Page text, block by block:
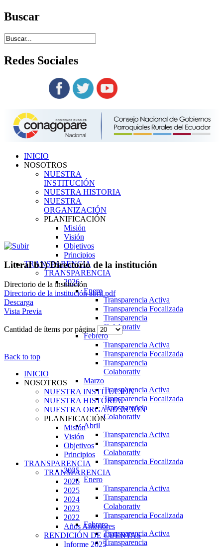
Buscar
Redes Sociales
INICIO
NOSOTROS
NUESTRA
INSTITUCIÓN
NUESTRA HISTORIA
NUESTRA
ORGANIZACIÓN
PLANIFICACIÓN
Misión
Visión
Objetivos
Principios
TRANSPARENCIA
TRANSPARENCIA
2026
Enero
Transparencia Activa
Transparencia Focalizada
Transparencia
Colaborativ
Febrero
Transparencia Activa
Transparencia Focalizada
Transparencia
Colaborativ
Marzo
Transparencia Activa
Transparencia Focalizada
Transparencia
Colaborativ
Abril
Transparencia Activa
Transparencia
Colaborativ
Transparencia Focalizada
2025
Enero
Transparencia Activa
Transparencia
Colaborativ
Transparencia Focalizada
Febrero
Transparencia Activa
Transparencia
Literal b1) Directorio de la institución
Directorio de la institución
Directorio de la institución abril.pdf
Descarga
Vista Previa
Cantidad de ítems por página
Back to top
INICIO
NOSOTROS
NUESTRA INSTITUCIÓN
NUESTRA HISTORIA
NUESTRA ORGANIZACIÓN
PLANIFICACIÓN
Misión
Visión
Objetivos
Principios
TRANSPARENCIA
TRANSPARENCIA
2026
2025
2024
2023
2022
Años Anteriores
RENDICIÓN DE CUENTAS
Informe 2025